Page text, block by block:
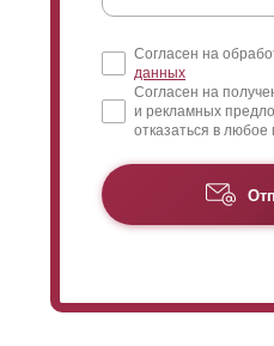
Согласен на
данных
Согласен на
и рекламных
отказаться в любое